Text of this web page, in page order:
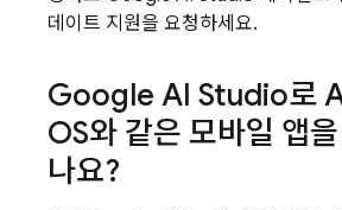
데이트 지원을 요청하세요.
Google AI Studio로
OS와 같은 모바일 앱
나요?